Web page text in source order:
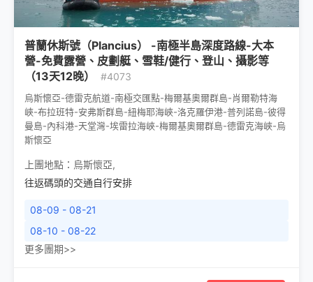
普蘭休斯號（Plancius） -南極半島深度路線-大本
營-免費露營、皮劃艇、雪鞋/健行、登山、攝影等
（13天12晚）
#4073
烏斯懷亞-德雷克航道-南極交匯點-梅爾基奧爾群島-肖爾勒特海
峽-布拉班特-安弗斯群島-紐梅耶海峽-洛克羅伊港-普列諾島-彼得
曼島-內科港-天堂灣-埃雷拉海峽-梅爾基奧爾群島-德雷克海峽-烏
斯懷亞
上團地點： 烏斯懷亞,
往返碼頭的交通自行安排
08-09 - 08-21
08-10 - 08-22
更多團期>>